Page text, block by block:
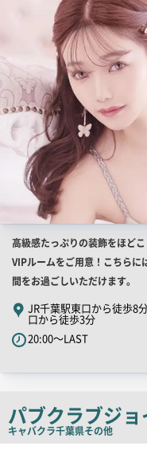
店
舗
PR
キ
ャ
ッ
コ
ー
高級感たっぷりの装飾をほど
VIPルームをご用意！こちらに
間をお過ごしいただけます。
JR千葉駅東口から徒歩8
口から徒歩3分
20:00～LAST
パブクラブジョ
キャバクラ千葉県その他